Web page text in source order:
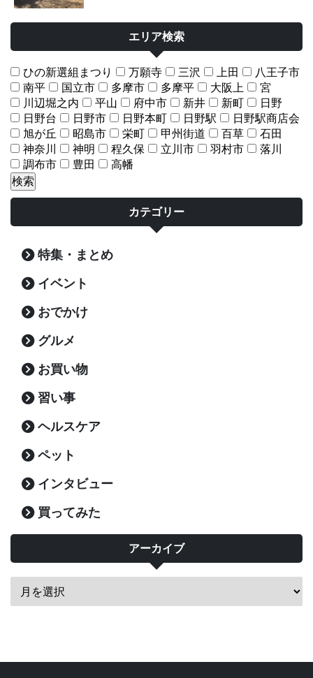
エリア検索
ひの新選組まつり 万願寺 三沢 上田
八王子市
南平
国立市 多摩市 多摩平 大阪上
宮
川辺堀之内
平山 府中市 新井 新町
日野
日野台
日野市 日野本町 日野駅
日野駅商店会
旭が丘
昭島市 栄町 甲州街道 百草
石田
神奈川
神明 程久保 立川市 羽村市
落川
調布市
豊田 高幡
カテゴリー
特集・まとめ
イベント
おでかけ
グルメ
お買い物
習い事
ヘルスケア
ペット
インタビュー
買ってみた
アーカイブ